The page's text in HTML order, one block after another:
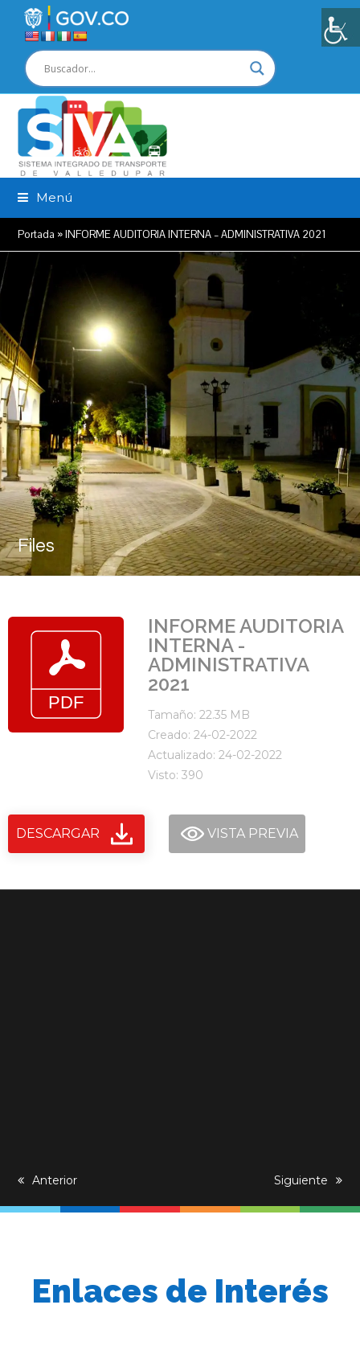
Menú
Portada »INFORME AUDITORIA INTERNA – ADMINISTRATIVA 2021
Files
INFORME AUDITORIA
INTERNA -
ADMINISTRATIVA
2021
Tamaño: 22.35 MB
Creado: 24-02-2022
Actualizado: 24-02-2022
Visto: 390
DESCARGAR VISTA PREVIA
previous
Anterior
next
Siguiente
Enlaces de Interés